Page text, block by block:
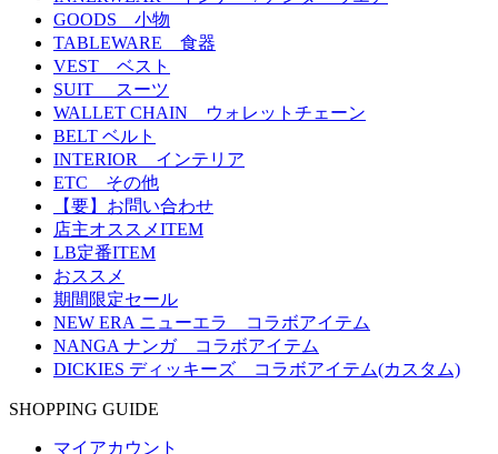
GOODS 小物
TABLEWARE 食器
VEST ベスト
SUIT スーツ
WALLET CHAIN ウォレットチェーン
BELT ベルト
INTERIOR インテリア
ETC その他
【要】お問い合わせ
店主オススメITEM
LB定番ITEM
おススメ
期間限定セール
NEW ERA ニューエラ コラボアイテム
NANGA ナンガ コラボアイテム
DICKIES ディッキーズ コラボアイテム(カスタム)
SHOPPING GUIDE
マイアカウント